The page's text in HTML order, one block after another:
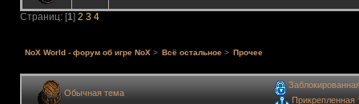
Страниц: [1] 2 3 4
NoX World - форум об игре NoX> Всё остальное > Прочее
Обычная тема
Прикрепленная